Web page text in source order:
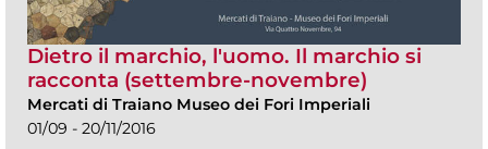
Dietro il marchio, l'uomo. Il marchio si
racconta (settembre-novembre)
Mercati di Traiano Museo dei Fori Imperiali
01/09 - 20/11/2016